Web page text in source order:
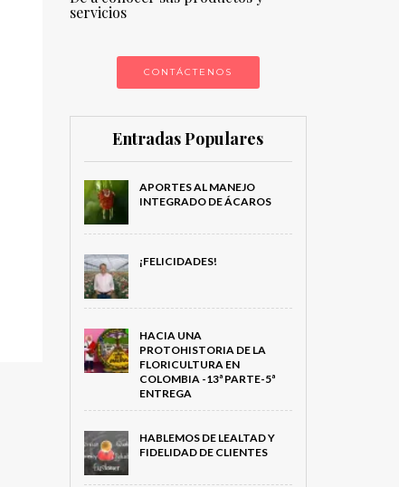
servicios
CONTÁCTENOS
Entradas Populares
APORTES AL MANEJO
INTEGRADO DE ÁCAROS
¡FELICIDADES!
HACIA UNA
PROTOHISTORIA DE LA
FLORICULTURA EN
COLOMBIA -13ª PARTE-5ª
ENTREGA
HABLEMOS DE LEALTAD Y
FIDELIDAD DE CLIENTES